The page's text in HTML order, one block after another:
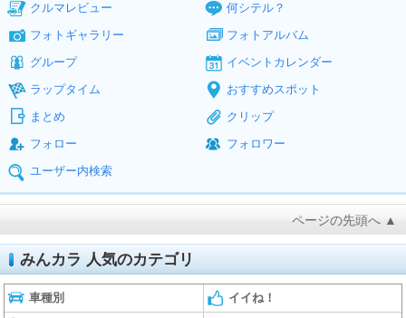
クルマレビュー
何シテル？
フォトギャラリー
フォトアルバム
グループ
イベントカレンダー
ラップタイム
おすすめスポット
まとめ
クリップ
フォロー
フォロワー
ユーザー内検索
ページの先頭へ ▲
みんカラ 人気のカテゴリ
車種別 イイね！